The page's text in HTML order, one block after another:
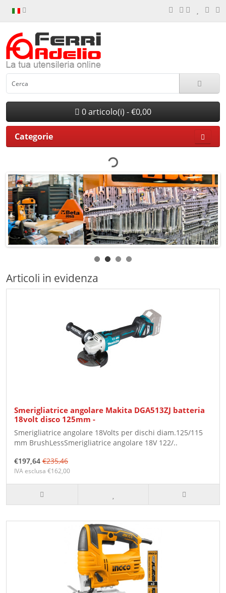
0 articolo(i) - €0,00
Categorie
Articoli in evidenza
Smerigliatrice angolare Makita DGA513ZJ batteria
18volt disco 125mm -
Smerigliatrice angolare 18Volts per dischi diam.125/115
mm BrushLessSmerigliatrice angolare 18V 122/..
€197,64 €235,46
IVA esclusa €162,00